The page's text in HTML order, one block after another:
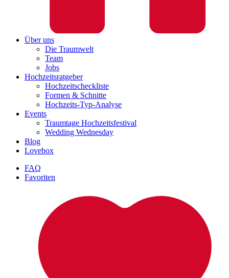
Über uns
Die Traumwelt
Team
Jobs
Hochzeitsratgeber
Hochzeitscheckliste
Formen & Schnitte
Hochzeits-Typ-Analyse
Events
Traumtage Hochzeitsfestival
Wedding Wednesday
Blog
Lovebox
FAQ
Favoriten